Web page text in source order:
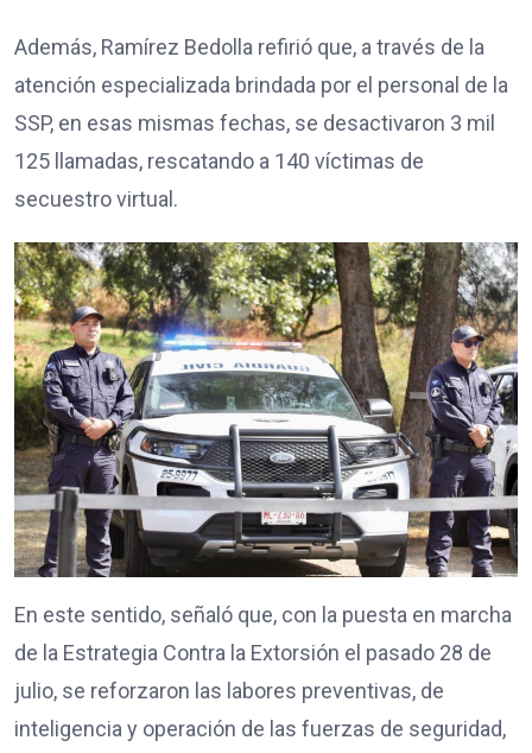
Además, Ramírez Bedolla refirió que, a través de la
atención especializada brindada por el personal de la
SSP, en esas mismas fechas, se desactivaron 3 mil
125 llamadas, rescatando a 140 víctimas de
secuestro virtual.
En este sentido, señaló que, con la puesta en marcha
de la Estrategia Contra la Extorsión el pasado 28 de
julio, se reforzaron las labores preventivas, de
inteligencia y operación de las fuerzas de seguridad,